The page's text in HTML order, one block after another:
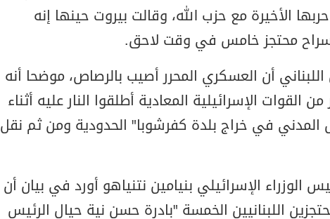
الأخيرة مع حزب الله، وقالت بيروت حينها إنه
محتجز خامس في وقت لاحق.
أن العسكري المحرر أصيب بالرصاص، موضحا أنه
القوات الإسرائيلية المعادية أطلقوا النار عليه أثناء
المدني في خراج بلدة كفرشوبا" الحدودية ومن ثم نقل
الوزراء الإسرائيلي بنيامين نتنياهو أورد في بيان أن
اللبنانيين الخمسة "بادرة حسن نية حيال الرئيس